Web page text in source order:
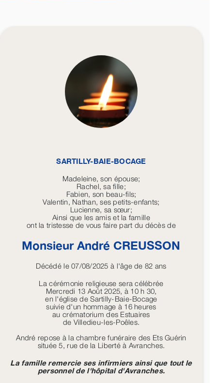
SARTILLY-BAIE-BOCAGE
Madeleine, son épouse;
Rachel, sa fille;
Fabien, son beau-fils;
Valentin, Nathan, ses petits-enfants;
Lucienne, sa sœur;
Ainsi que les amis et la famille
ont la tristesse de vous faire part du décès de
Monsieur André CREUSSON
Décédé le 07/08/2025 à l'âge de 82 ans
La cérémonie religieuse sera célébrée
Mercredi 13 Août 2025, à 10 h 30,
en l'église de Sartilly-Baie-Bocage
suivie d'un hommage à 16 heures
au crématorium des Estuaires
de Villedieu-les-Poêles.
André repose à la chambre funéraire des Ets Guérin
située 5, rue de la Liberté à Avranches.
La famille remercie ses infirmiers ainsi que tout le
personnel de l'hôpital d'Avranches.